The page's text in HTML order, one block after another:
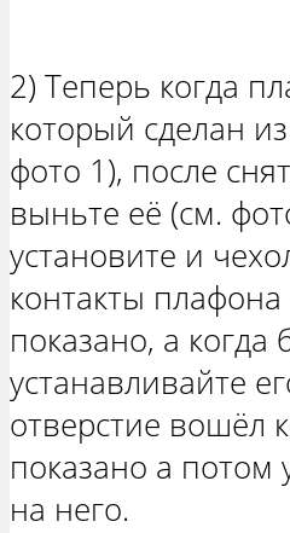
2) Теперь когда
который сделан
фото 1), после
выньте её (см.
установите и
контакты
показано, а когда
устанавливайте
отверстие вошёл
показано а потом
на него.